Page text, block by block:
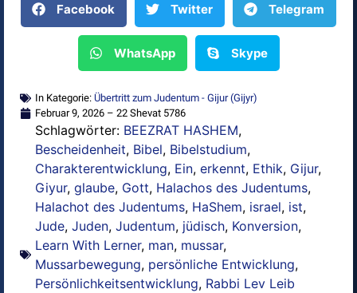
Facebook Twitter Telegram
WhatsApp Skype
In Kategorie: Übertritt zum Judentum - Gijur (Gijyr)
Februar 9, 2026 – 22 Shevat 5786
Schlagwörter: BEEZRAT HASHEM,
Bescheidenheit, Bibel, Bibelstudium,
Charakterentwicklung, Ein, erkennt, Ethik, Gijur,
Giyur, glaube, Gott, Halachos des Judentums,
Halachot des Judentums, HaShem, israel, ist,
Jude, Juden, Judentum, jüdisch, Konversion,
Learn With Lerner, man, mussar,
Mussarbewegung, persönliche Entwicklung,
Persönlichkeitsentwicklung, Rabbi Lev Leib